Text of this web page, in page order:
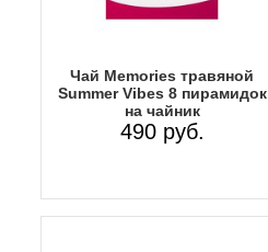
Чай Memories травяной
Summer Vibes 8 пирамидок
на чайник
490 руб.